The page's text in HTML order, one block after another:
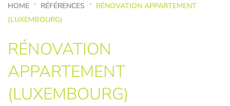
HOME RÉFÉRENCES
RÉNOVATION APPARTEMENT
(LUXEMBOURG)
RÉNOVATION
APPARTEMENT
(LUXEMBOURG)